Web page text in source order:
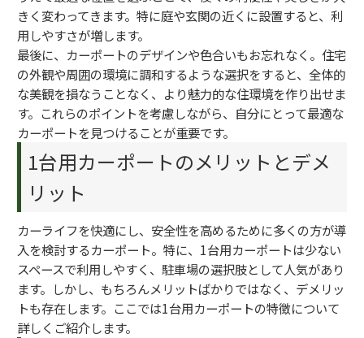
きく変わってきます。特に庭や玄関の近くに設置すると、利
用しやすさが増します。
最後に、カーポートのデザインや色合いもお忘れなく。住宅
の外観や周囲の環境に調和するような選択をすると、全体的
な美観を損なうことなく、より魅力的な住環境を作り出せま
す。これらのポイントを考慮しながら、自分にとって最適な
カーポートを見つけることが重要です。
1台用カーポートのメリットとデメ
リット
カーライフを快適にし、安全性を高めるために多くの方が導
入を検討するカーポート。特に、1台用カーポートは少ない
スペースで利用しやすく、駐車場の選択肢として人気があり
ます。しかし、もちろんメリットばかりではなく、デメリッ
トも存在します。ここでは1台用カーポートの特徴について
詳しくご紹介します。